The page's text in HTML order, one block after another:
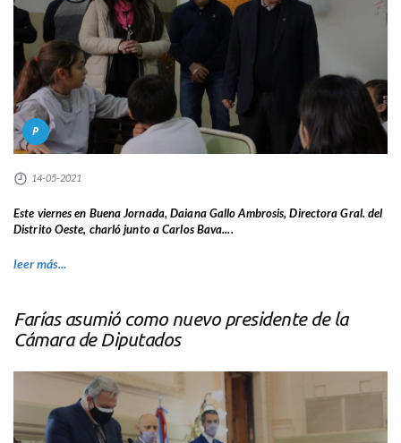
P
14-05-2021
Este viernes en Buena Jornada, Daiana Gallo Ambrosis, Directora Gral. del
Distrito Oeste, charló junto a Carlos Bava....
leer más...
Farías asumió como nuevo presidente de la
Cámara de Diputados